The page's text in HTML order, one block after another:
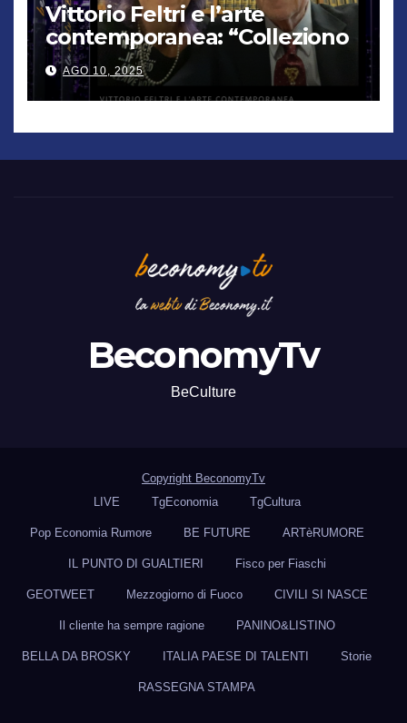
Vittorio Feltri e l’arte
contemporanea: “Colleziono
De Chirico. Cattelan? Un
genio”
AGO 10, 2025
BeconomyTv
BeCulture
Copyright BeconomyTv
LIVE
TgEconomia TgCultura
Pop Economia Rumore BE FUTURE ARTèRUMORE
IL PUNTO DI GUALTIERI Fisco per Fiaschi
GEOTWEET Mezzogiorno di Fuoco CIVILI SI NASCE
Il cliente ha sempre ragione PANINO&LISTINO
BELLA DA BROSKY ITALIA PAESE DI TALENTI Storie
RASSEGNA STAMPA